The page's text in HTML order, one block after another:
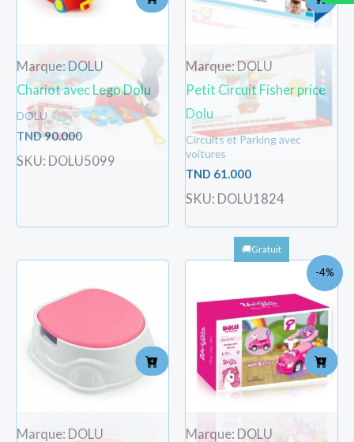
Marque: DOLU
Chariot avec Lego Dolu
DOLU
TND90.000
SKU: DOLU5099
Marque: DOLU
Petit Circuit Fisher price
Dolu
Circuits et Parking avec
voitures
TND 61.000
SKU: DOLU1824
Marque: DOLU
-4%
Marque: DOLU
Le
initial
était :
TND
223.000.
Le
prix